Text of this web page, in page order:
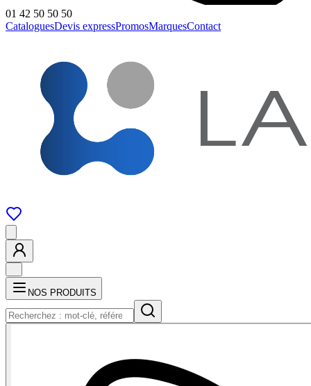
01 42 50 50 50
CataloguesDevis expressPromosMarquesContact
NOS PRODUITS